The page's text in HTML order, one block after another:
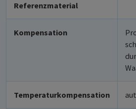
Referenzmaterial
Kompensation
Temperaturkompensation